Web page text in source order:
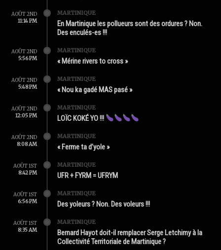
AOÛT 2ND
11:14 PM
MARTINIQUE
En Martinique les pollueurs sont des ordures ? Non.
Des enculés-es !!!
AOÛT 2ND
5:56 PM
MARTINIQUE
« Mérine rivers to cross »
AOÛT 2ND
5:48 PM
MARTINIQUE
« Nou ka gadé MAS pasé »
AOÛT 2ND
12:05 PM
MARTINIQUE
LOÏC KOKÉ YO !!!
AOÛT 2ND
8:08 AM
MARTINIQUE
« Ferme ta d’yole »
AOÛT 1ST
8:42 PM
MARTINIQUE
UFR + FYRM = UFRYM
AOÛT 1ST
6:56 PM
MARTINIQUE
Des yoleurs ? Non. Des voleurs !!!
AOÛT 1ST
8:35 AM
MARTINIQUE
Bernard Hayot doit-il remplacer Serge Letchimy à la
Collectivité Territoriale de Martinique ?